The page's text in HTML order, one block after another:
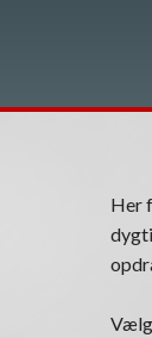
Her
Vælg